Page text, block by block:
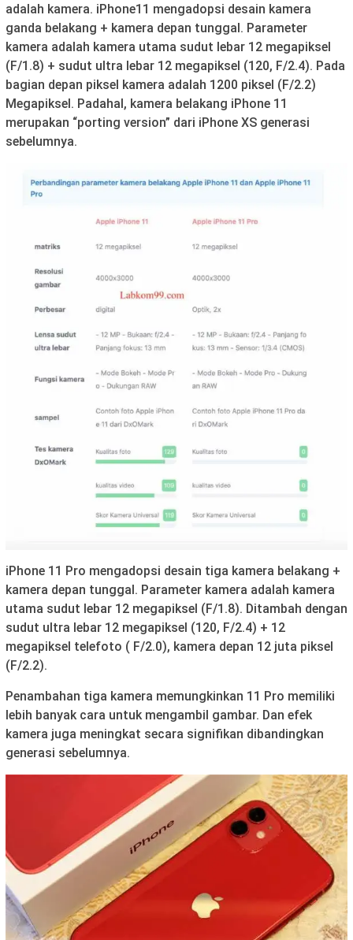
adalah kamera. iPhone11 mengadopsi desain kamera
ganda belakang + kamera depan tunggal. Parameter
kamera adalah kamera utama sudut lebar 12 megapiksel
(F/1.8) + sudut ultra lebar 12 megapiksel (120, F/2.4). Pada
bagian depan piksel kamera adalah 1200 piksel (F/2.2)
Megapiksel. Padahal, kamera belakang iPhone 11
merupakan “porting version” dari iPhone XS generasi
sebelumnya.
iPhone 11 Pro mengadopsi desain tiga kamera belakang +
kamera depan tunggal. Parameter kamera adalah kamera
utama sudut lebar 12 megapiksel (F/1.8). Ditambah dengan
sudut ultra lebar 12 megapiksel (120, F/2.4) + 12
megapiksel telefoto ( F/2.0), kamera depan 12 juta piksel
(F/2.2).
Penambahan tiga kamera memungkinkan 11 Pro memiliki
lebih banyak cara untuk mengambil gambar. Dan efek
kamera juga meningkat secara signifikan dibandingkan
generasi sebelumnya.